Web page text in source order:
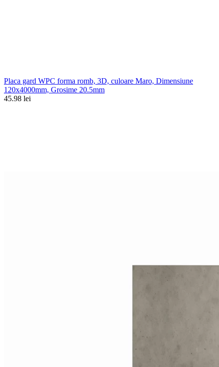
Placa gard WPC forma romb, 3D, culoare Maro, Dimensiune
120x4000mm, Grosime 20.5mm
45.98 lei